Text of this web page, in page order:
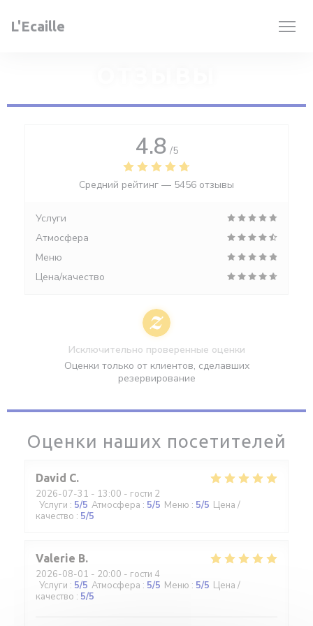
L'Ecaille
Оценки наших посетителей
David C
2026-07-31 - 13:00 - гости 2
Услуги : 5/5 Атмосфера : 5/5 Меню : 5/5 Цена /
качество : 5/5
Valerie B
2026-08-01 - 20:00 - гости 4
Услуги : 5/5 Атмосфера : 5/5 Меню : 5/5 Цена /
качество : 5/5
4.8 /5
Средний рейтинг — 5456 отзывы
Услуги
Атмосфера
Меню
Цена/качество
Исключительно проверенные оценки
Оценки только от клиентов, сделавших
резервирование